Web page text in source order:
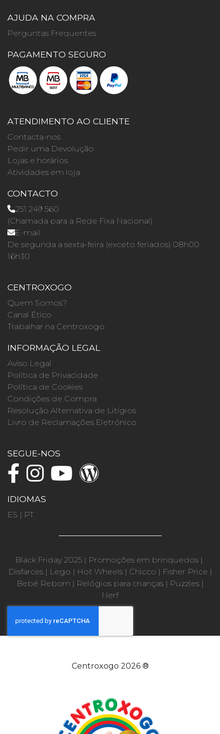
AJUDA NA COMPRA
Perguntas Frequentes
PAGAMENTO SEGURO
ATENDIMENTO AO CLIENTE
Contacta-nos
Pedir uma Devolução
Lojas e horários
Atividades em loja
CONTACTO
251 249 560
(Chamada para a Rede Fixa Nacional)
E-mail
De segunda a sexta-feira (exceto feriados) 08h00 ·
16h30
CENTROXOGO
Quem Somos?
Canal Ético
Trabalhar na Centroxogo
INFORMAÇÃO LEGAL
Aviso Legal
Política de Privacidade
Política de Cookies
Condições de Compra
Resolução Alternativa de Litígios
Livro de Reclamações Eletrónico
SEGUE-NOS
IDIOMAS
ES | PT
Black Friday 2025 | Promoções em brinquedos |
Disfarces| Lego | Hot Wheels| Chicco | Fisher Price |
Bebé Reborn | Relógios para crianças| Puzzles|
Nerf
Centroxogo 2026 ®